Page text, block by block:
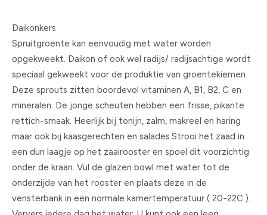
Daikonkers
Spruitgroente kan eenvoudig met water worden
opgekweekt. Daikon of ook wel radijs/ radijsachtige wordt
speciaal gekweekt voor de produktie van groentekiemen.
Deze sprouts zitten boordevol vitaminen A, B1, B2, C en
mineralen. De jonge scheuten hebben een frisse, pikante
rettich-smaak. Heerlijk bij tonijn, zalm, makreel en haring
maar ook bij kaasgerechten en salades.Strooi het zaad in
een dun laagje op het zaairooster en spoel dit voorzichtig
onder de kraan. Vul de glazen bowl met water tot de
onderzijde van het rooster en plaats deze in de
vensterbank in een normale kamertemperatuur ( 20-22C ).